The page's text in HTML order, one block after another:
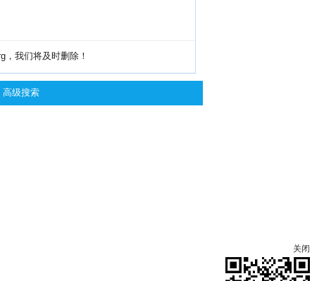
我们将及时删除！
高级搜索
关闭